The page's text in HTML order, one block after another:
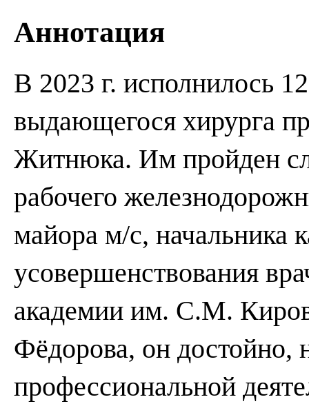
Аннотация
В 2023 г. исполнилось
выдающегося хирурга
Житнюка. Им пройден
рабочего
майора м/с, начальника
усовершенствования
академии им. С.М.
Фёдорова, он достойно,
профессиональной